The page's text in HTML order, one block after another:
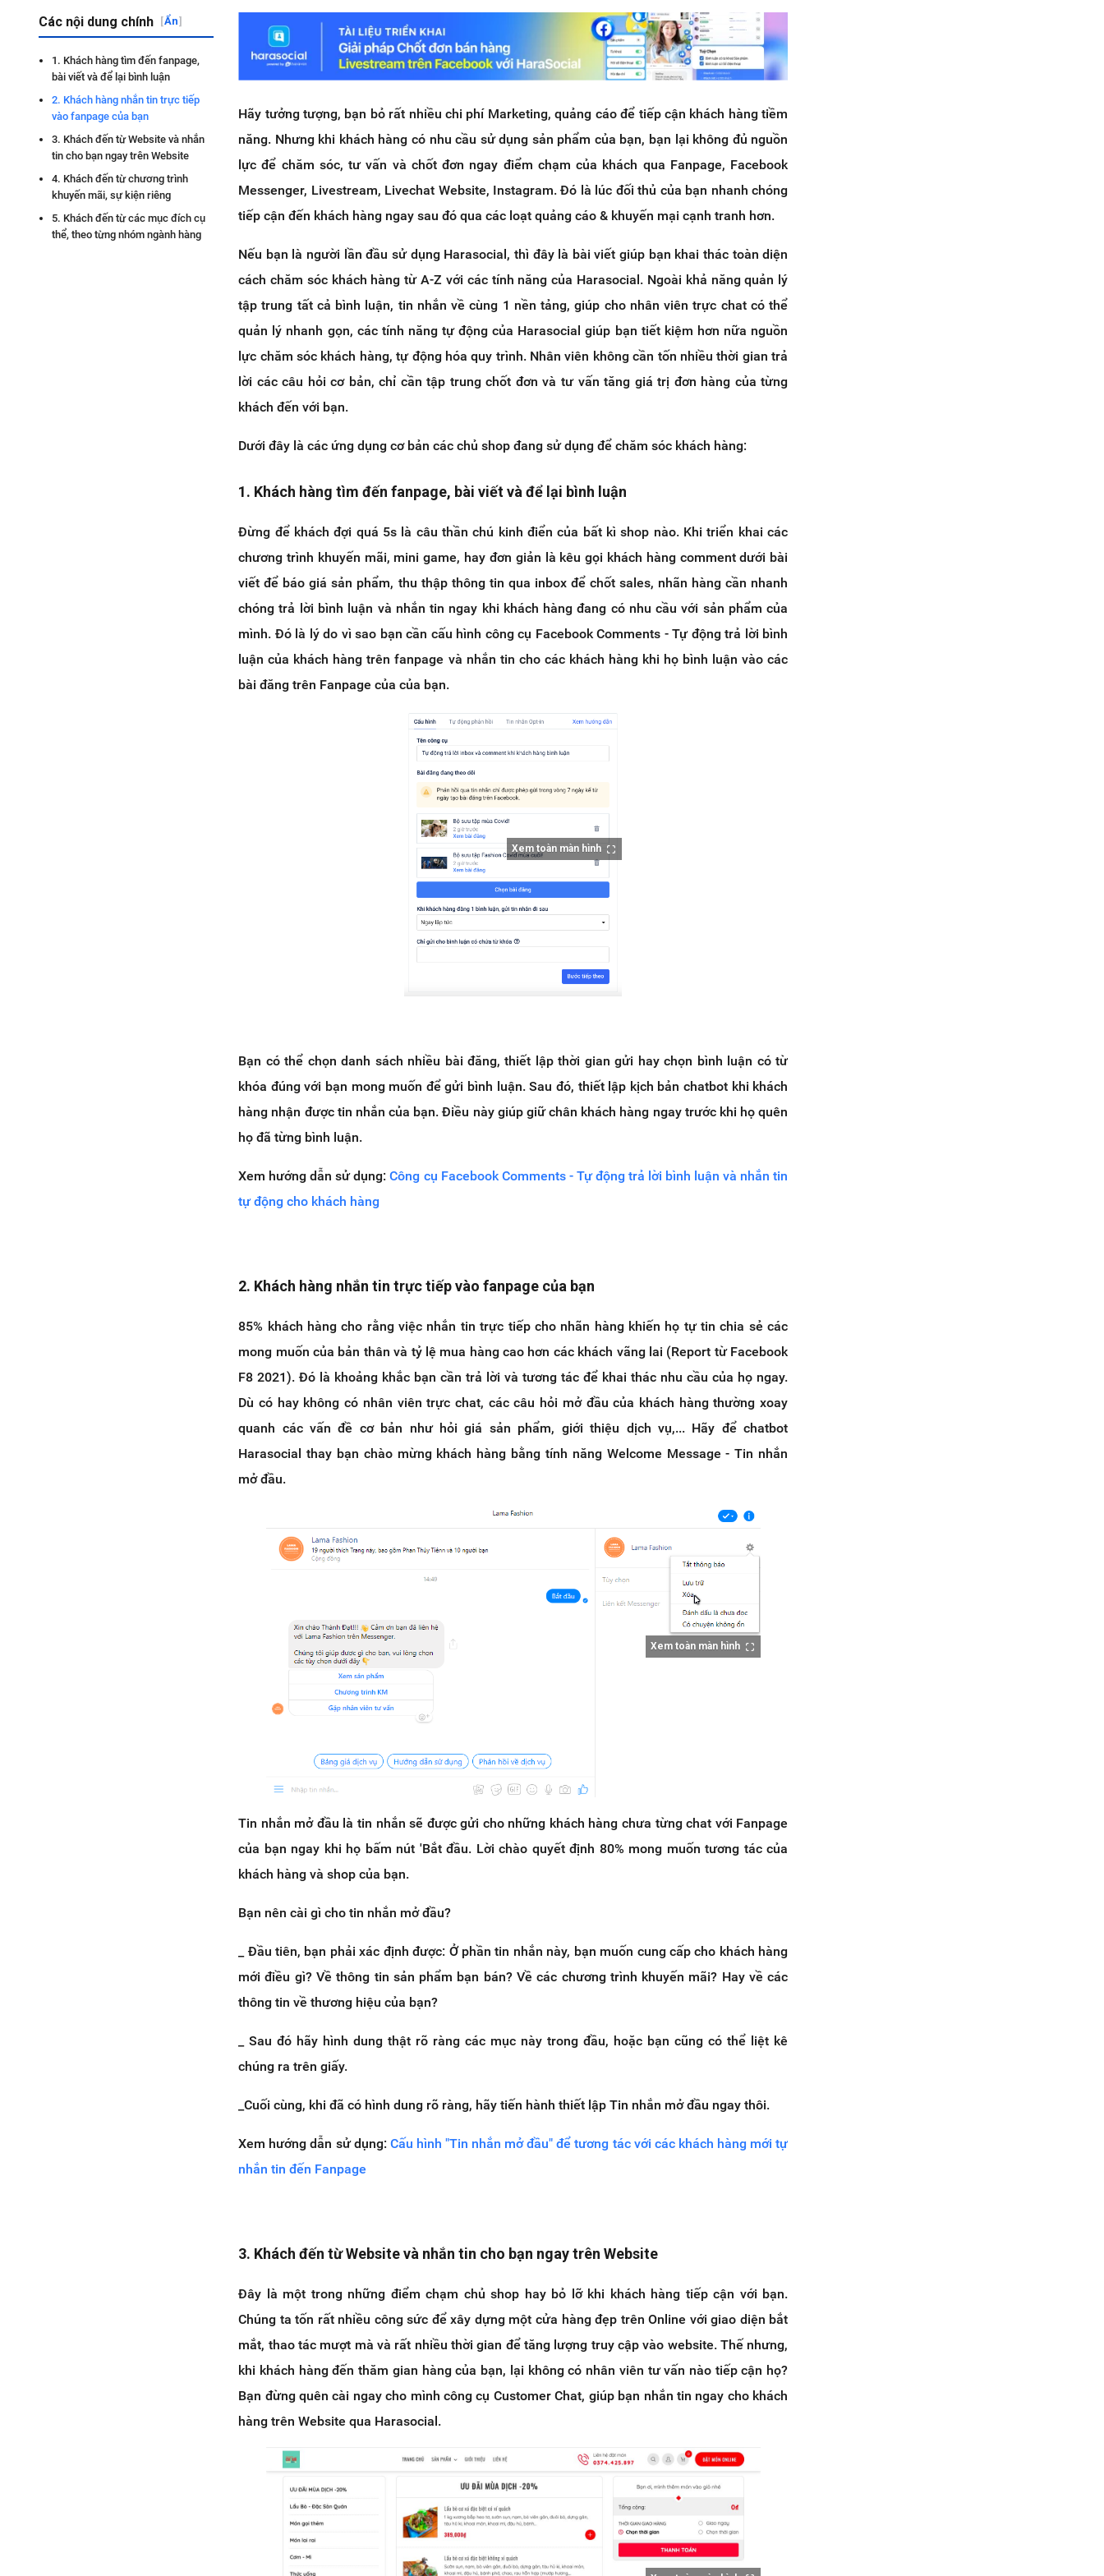
Các nội dung chính [Ẩn]
1. Khách hàng tìm đến fanpage,
bài viết và để lại bình luận
2. Khách hàng nhắn tin trực tiếp
vào fanpage của bạn
3. Khách đến từ Website và nhắn
tin cho bạn ngay trên Website
4. Khách đến từ chương trình
khuyến mãi, sự kiện riêng
5. Khách đến từ các mục đích cụ
thể, theo từng nhóm ngành hàng
Hãy tưởng tượng, bạn bỏ rất nhiều chi phí Marketing, quảng cáo để tiếp cận khách hàng tiềm
năng. Nhưng khi khách hàng có nhu cầu sử dụng sản phẩm của bạn, bạn lại không đủ nguồn
lực để chăm sóc, tư vấn và chốt đơn ngay điểm chạm của khách qua Fanpage, Facebook
Messenger, Livestream, Livechat Website, Instagram. Đó là lúc đối thủ của bạn nhanh chóng
tiếp cận đến khách hàng ngay sau đó qua các loạt quảng cáo & khuyến mại cạnh tranh hơn.
Nếu bạn là người lần đầu sử dụng Harasocial, thì đây là bài viết giúp bạn khai thác toàn diện
cách chăm sóc khách hàng từ A-Z với các tính năng của Harasocial. Ngoài khả năng quản lý
tập trung tất cả bình luận, tin nhắn về cùng 1 nền tảng, giúp cho nhân viên trực chat có thể
quản lý nhanh gọn, các tính năng tự động của Harasocial giúp bạn tiết kiệm hơn nữa nguồn
lực chăm sóc khách hàng, tự động hóa quy trình. Nhân viên không cần tốn nhiều thời gian trả
lời các câu hỏi cơ bản, chỉ cần tập trung chốt đơn và tư vấn tăng giá trị đơn hàng của từng
khách đến với bạn.
Dưới đây là các ứng dụng cơ bản các chủ shop đang sử dụng để chăm sóc khách hàng:
1. Khách hàng tìm đến fanpage, bài viết và để lại bình luận
Đừng để khách đợi quá 5s là câu thần chú kinh điển của bất kì shop nào. Khi triển khai các
chương trình khuyến mãi, mini game, hay đơn giản là kêu gọi khách hàng comment dưới bài
viết để báo giá sản phẩm, thu thập thông tin qua inbox để chốt sales, nhãn hàng cần nhanh
chóng trả lời bình luận và nhắn tin ngay khi khách hàng đang có nhu cầu với sản phẩm của
mình. Đó là lý do vì sao bạn cần cấu hình công cụ Facebook Comments - Tự động trả lời bình
luận của khách hàng trên fanpage và nhắn tin cho các khách hàng khi họ bình luận vào các
bài đăng trên Fanpage của của bạn.
Xem toàn màn hình
Bạn có thể chọn danh sách nhiều bài đăng, thiết lập thời gian gửi hay chọn bình luận có từ
khóa đúng với bạn mong muốn để gửi bình luận. Sau đó, thiết lập kịch bản chatbot khi khách
hàng nhận được tin nhắn của bạn. Điều này giúp giữ chân khách hàng ngay trước khi họ quên
họ đã từng bình luận.
Xem hướng dẫn sử dụng:Công cụ Facebook Comments - Tự động trả lời bình luận và nhắn tin
tự động cho khách hàng
2. Khách hàng nhắn tin trực tiếp vào fanpage của bạn
85% khách hàng cho rằng việc nhắn tin trực tiếp cho nhãn hàng khiến họ tự tin chia sẻ các
mong muốn của bản thân và tỷ lệ mua hàng cao hơn các khách vãng lai (Report từ Facebook
F8 2021). Đó là khoảng khắc bạn cần trả lời và tương tác để khai thác nhu cầu của họ ngay.
Dù có hay không có nhân viên trực chat, các câu hỏi mở đầu của khách hàng thường xoay
quanh các vấn đề cơ bản như hỏi giá sản phẩm, giới thiệu dịch vụ,... Hãy để chatbot
Harasocial thay bạn chào mừng khách hàng bằng tính năng Welcome Message - Tin nhắn
mở đầu.
Xem toàn màn hình
Tin nhắn mở đầu là tin nhắn sẽ được gửi cho những khách hàng chưa từng chat với Fanpage
của bạn ngay khi họ bấm nút 'Bắt đầu. Lời chào quyết định 80% mong muốn tương tác của
khách hàng và shop của bạn.
Bạn nên cài gì cho tin nhắn mở đầu?
_ Đầu tiên, bạn phải xác định được: Ở phần tin nhắn này, bạn muốn cung cấp cho khách hàng
mới điều gì? Về thông tin sản phẩm bạn bán? Về các chương trình khuyến mãi? Hay về các
thông tin về thương hiệu của bạn?
_ Sau đó hãy hình dung thật rõ ràng các mục này trong đầu, hoặc bạn cũng có thể liệt kê
chúng ra trên giấy.
_Cuối cùng, khi đã có hình dung rõ ràng, hãy tiến hành thiết lập Tin nhắn mở đầu ngay thôi.
Xem hướng dẫn sử dụng: Cấu hình "Tin nhắn mở đầu" để tương tác với các khách hàng mới tự
nhắn tin đến Fanpage
3. Khách đến từ Website và nhắn tin cho bạn ngay trên Website
Đây là một trong những điểm chạm chủ shop hay bỏ lỡ khi khách hàng tiếp cận với bạn.
Chúng ta tốn rất nhiều công sức để xây dựng một cửa hàng đẹp trên Online với giao diện bắt
mắt, thao tác mượt mà và rất nhiều thời gian để tăng lượng truy cập vào website. Thế nhưng,
khi khách hàng đến thăm gian hàng của bạn, lại không có nhân viên tư vấn nào tiếp cận họ?
Bạn đừng quên cài ngay cho mình công cụ Customer Chat, giúp bạn nhắn tin ngay cho khách
hàng trên Website qua Harasocial.